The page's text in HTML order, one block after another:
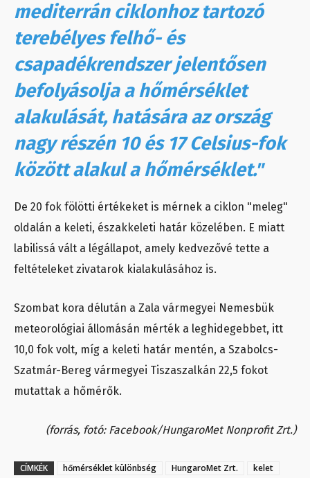
mediterrán ciklonhoz tartozó
terebélyes felhő- és
csapadékrendszer jelentősen
befolyásolja a hőmérséklet
alakulását, hatására az ország
nagy részén 10 és 17 Celsius-fok
között alakul a hőmérséklet."
De 20 fok fölötti értékeket is mérnek a ciklon "meleg"
oldalán a keleti, északkeleti határ közelében. E miatt
labilissá vált a légállapot, amely kedvezővé tette a
feltételeket zivatarok kialakulásához is.
Szombat kora délután a Zala vármegyei Nemesbük
meteorológiai állomásán mérték a leghidegebbet, itt
10,0 fok volt, míg a keleti határ mentén, a Szabolcs-
Szatmár-Bereg vármegyei Tiszaszalkán 22,5 fokot
mutattak a hőmérők.
(forrás, fotó: Facebook/HungaroMet Nonprofit Zrt.)
CÍMKÉK hőmérséklet különbség HungaroMet Zrt.
kelet